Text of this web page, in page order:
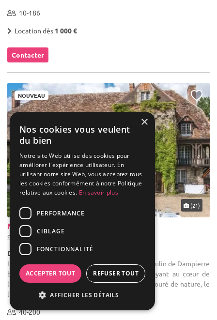
10-186
Location dès 1 000 €
Contacter
NOUVEAU
(21)
Moulin de Dampierre
Saint-Yon - Essonne (91)
Demeure de caractère / Moulin
Location de salle de mariage : Le Domaine du Moulin de Dampierre
bénéficie d’un environnement calme et verdoyant au cœur de
l’Essonne, à seulement 40 minutes de Paris. Entouré de nature, le
lieu ...
40-200
×
Nos cookies vous veulent
du bien
Notre site Web utilise des cookies pour
améliorer l'expérience utilisateur. En
utilisant notre site Web, vous acceptez tous
les cookies conformément à notre Politique
relative aux cookies. En savoir plus
PERFORMANCE
CIBLAGE
FONCTIONNALITÉ
ACCEPTER TOUT REFUSER TOUT
AFFICHER LES DÉTAILS